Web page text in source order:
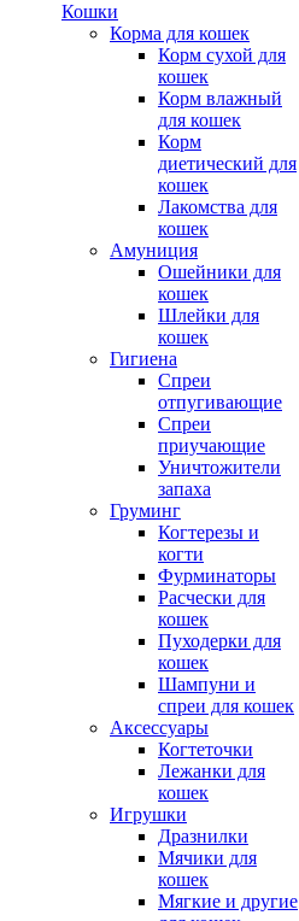
Кошки
Корма для кошек
Корм сухой для
кошек
Корм влажный
для кошек
Корм
диетический для
кошек
Лакомства для
кошек
Амуниция
Ошейники для
кошек
Шлейки для
кошек
Гигиена
Спреи
отпугивающие
Спреи
приучающие
Уничтожители
запаха
Груминг
Когтерезы и
когти
Фурминаторы
Расчески для
кошек
Пуходерки для
кошек
Шампуни и
спреи для кошек
Аксессуары
Когтеточки
Лежанки для
кошек
Игрушки
Дразнилки
Мячики для
кошек
Мягкие и другие